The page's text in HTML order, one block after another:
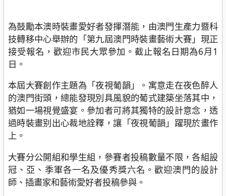
為鼓勵本澳時裝畫愛好者發揮潛能，由澳門生產力暨科
技轉移中心舉辦的「第九屆澳門時裝畫藝術大賽」現正
接受報名，歡迎市民大眾參加。截止報名日期為6月1
日。
本屆大賽創作主題為「夜視葡韻」。寓意走在夜色醉人
的澳門街頭，總能發現別具風貌的葡式建築坐落其中，
猶如一場視覺盛宴。參加者可將其獨特的設計意念，透
過時裝畫别出心裁地詮釋，讓「夜視葡韻」躍現於畫作
上。
大賽分公開組和學生組，參賽者投稿數量不限，各組設
冠、亞、季軍各一名及優秀獎六名。歡迎澳門的設計
師、插畫家和藝術愛好者投稿參與。